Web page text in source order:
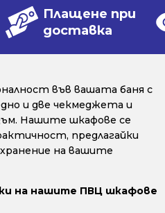
Плащене при
доставка
във вашата баня с
и две чекмеджета и
Нашите шкафове се
предлагайки
на вашите
на нашите ПВЦ шкафове